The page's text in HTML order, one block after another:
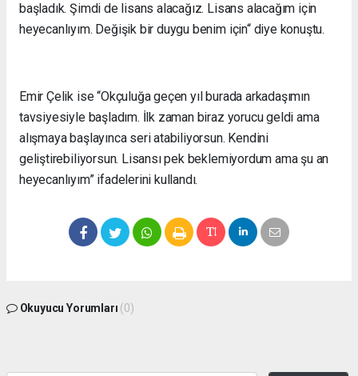
başladık. Şimdi de lisans alacağız. Lisans alacağım için
heyecanlıyım. Değişik bir duygu benim için“ diye konuştu.
Emir Çelik ise “Okçuluğa geçen yıl burada arkadaşımın
tavsiyesiyle başladım. İlk zaman biraz yorucu geldi ama
alışmaya başlayınca seri atabiliyorsun. Kendini
geliştirebiliyorsun. Lisansı pek beklemiyordum ama şu an
heyecanlıyım” ifadelerini kullandı.
Okuyucu Yorumları (0)